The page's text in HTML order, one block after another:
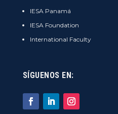
IESA Panamá
IESA Foundation
International Faculty
SÍGUENOS EN: